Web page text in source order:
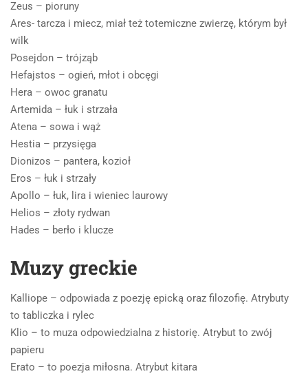
Zeus – pioruny
Ares- tarcza i miecz, miał też totemiczne zwierzę, którym był
wilk
Posejdon – trójząb
Hefajstos – ogień, młot i obcęgi
Hera – owoc granatu
Artemida – łuk i strzała
Atena – sowa i wąż
Hestia – przysięga
Dionizos – pantera, kozioł
Eros – łuk i strzały
Apollo – łuk, lira i wieniec laurowy
Helios – złoty rydwan
Hades – berło i klucze
Muzy greckie
Kalliope – odpowiada z poezję epicką oraz filozofię. Atrybuty
to tabliczka i rylec
Klio – to muza odpowiedzialna z historię. Atrybut to zwój
papieru
Erato – to poezja miłosna. Atrybut kitara